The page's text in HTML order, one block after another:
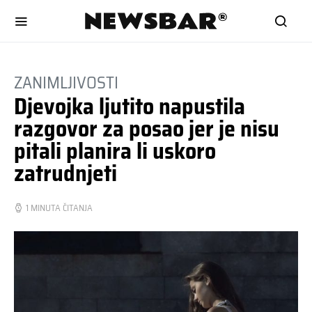
ZANIMLJIVOSTI
Djevojka ljutito napustila
razgovor za posao jer je nisu
pitali planira li uskoro
zatrudnjeti
1 MINUTA ČITANJA